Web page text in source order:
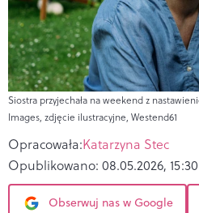
Siostra przyjechała na weekend z
Images, zdjęcie ilustracyjne, Westend61
Opracowała:Katarzyna Stec
Opublikowano: 08.05.2026, 15:30
Obserwuj nas w Google